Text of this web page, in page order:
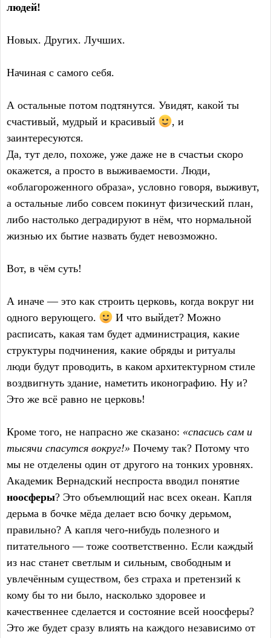
людей!
Новых. Других. Лучших.
Начиная с самого себя.
А остальные потом подтянутся. Увидят, какой ты
счастивый, мудрый и красивый
, и
заинтересуются.
Да, тут дело, похоже, уже даже не в счастьи скоро
окажется, а просто в выживаемости. Люди,
«облагороженного образа», условно говоря, выживут,
а остальные либо совсем покинут физический план,
либо настолько деградируют в нём, что нормальной
жизнью их бытие назвать будет невозможно.
Вот, в чём суть!
А иначе — это как строить церковь, когда вокруг ни
одного верующего.
И что выйдет? Можно
расписать, какая там будет администрация, какие
структуры подчинения, какие обряды и ритуалы
люди будут проводить, в каком архитектурном стиле
воздвигнуть здание, наметить иконографию. Ну и?
Это же всё равно не церковь!
Кроме того, не напрасно же сказано: «спасись сам и
тысячи спасутся вокруг!» Почему так? Потому что
мы не отделены один от другого на тонких уровнях.
Академик Вернадский неспроста вводил понятие
ноосферы? Это объемлющий нас всех океан. Капля
дерьма в бочке мёда делает всю бочку дерьмом,
правильно? А капля чего-нибудь полезного и
питательного — тоже соответственно. Если каждый
из нас станет светлым и сильным, свободным и
увлечённым существом, без страха и претензий к
кому бы то ни было, насколько здоровее и
качественнее сделается и состояние всей ноосферы?
Это же будет сразу влиять на каждого независимо от